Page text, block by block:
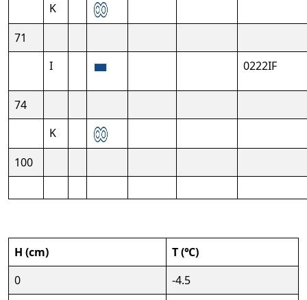
K
71
I
0222IF
74
K
100
H (cm)
T (℃)
0
-4.5